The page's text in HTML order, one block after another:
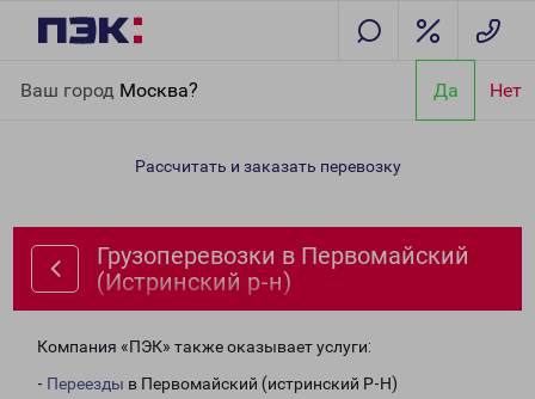
Ваш город Москва? Да Нет
(Истринский р-н)
Рассчитать и заказать перевозку
Грузоперевозки в Первомайский
(Истринский р-н)
Компания «ПЭК» также оказывает услуги:
- Переезды в Первомайский (истринский Р-Н)